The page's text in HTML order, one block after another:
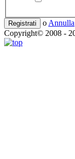
Registrati o Annulla
Copyright© 2008 -